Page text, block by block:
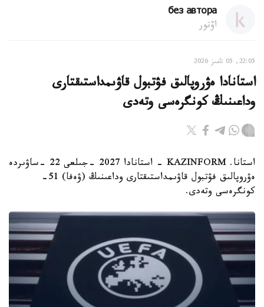
без автора
اۆتور
22:05, 05 تامىز 2026
استانادا ەۋروپالىق فۋتبول قاۋىمداستىقتارى
وداعىنىڭ كونگرەسى وتەدى
استانا. KAZINFORM - استانادا 2027 -جىلعى 22 -ساۋىردە
ەۋروپالىق فۋتبول قاۋىمداستىقتارى وداعىنىڭ (ۋەفا) 51-
كونگرەسى وتەدى.